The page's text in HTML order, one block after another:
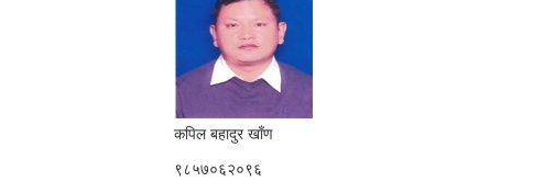
कपिल बहादुर खाँण
९८५७०६२०९६